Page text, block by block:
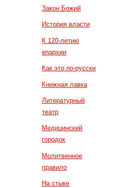
Закон Божий
История власти
К 120-летию
епархии
Как это по-русски
Книжная лавка
Литературный
театр
Медицинский
городок
Молитвенное
правило
На стыке